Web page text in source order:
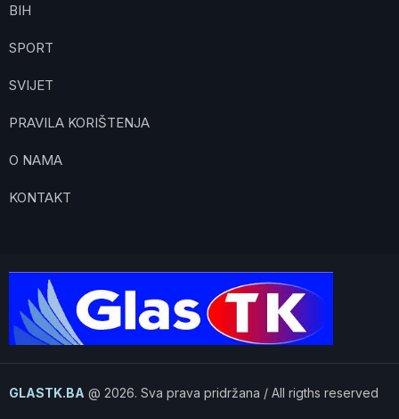
BIH
SPORT
SVIJET
PRAVILA KORIŠTENJA
O NAMA
KONTAKT
GLASTK.BA @ 2026. Sva prava pridržana / All rigths reserved